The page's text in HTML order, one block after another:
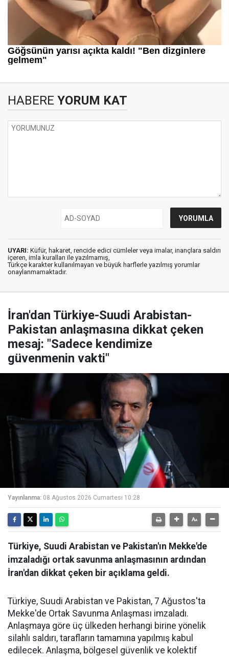
HABERE YORUM KAT
UYARI: Küfür, hakaret, rencide edici cümleler veya imalar, inançlara saldırı
içeren, imla kuralları ile yazılmamış,
Türkçe karakter kullanılmayan ve büyük harflerle yazılmış yorumlar
onaylanmamaktadır.
İran'dan Türkiye-Suudi Arabistan-
Pakistan anlaşmasına dikkat çeken
mesaj: "Sadece kendimize
güvenmenin vakti"
Yayınlanma: 08 Ağustos 2026 Cumartesi 10:28
Türkiye, Suudi Arabistan ve Pakistan'ın Mekke'de
imzaladığı ortak savunma anlaşmasının ardından
İran'dan dikkat çeken bir açıklama geldi.
Türkiye, Suudi Arabistan ve Pakistan, 7 Ağustos'ta
Mekke'de Ortak Savunma Anlaşması imzaladı.
Anlaşmaya göre üç ülkeden herhangi birine yönelik
silahlı saldırı, tarafların tamamına yapılmış kabul
edilecek. Anlaşma, bölgesel güvenlik ve kolektif